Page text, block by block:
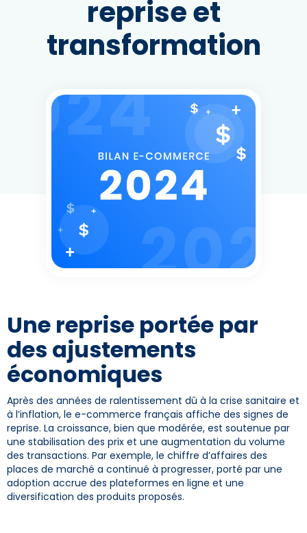
reprise et
transformation
Une reprise portée par
des ajustements
économiques
Après des années de ralentissement dû à la crise sanitaire et
à l’inflation, le e-commerce français affiche des signes de
reprise. La croissance, bien que modérée, est soutenue par
une stabilisation des prix et une augmentation du volume
des transactions. Par exemple, le chiffre d’affaires des
places de marché a continué à progresser, porté par une
adoption accrue des plateformes en ligne et une
diversification des produits proposés.